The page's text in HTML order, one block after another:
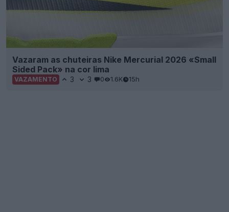
Vazaram as chuteiras Nike Mercurial 2026 «Small
Sided Pack» na cor lima
VAZAMENTO 3 3 0 1.6K 15h